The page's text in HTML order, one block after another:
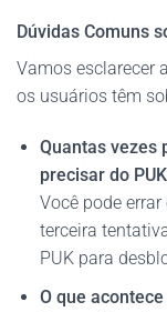
Dúvidas Comuns
Vamos esclarecer
os usuários têm
Quantas vezes
precisar do
Você pode
terceira
PUK para
O que